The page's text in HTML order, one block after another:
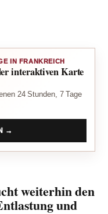
IN FRANKREICH
interaktiven Karte
24 Stunden, 7 Tage
→
weiterhin den
und